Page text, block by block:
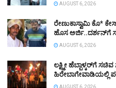
AUGUST 6, 2026
ರೇಣುಕಾಸ್ವಾಮಿ ಕೊ*
ಹೊಸ ಅರ್ಜಿ..ದರ್ಶನ್‌ಗೆ
AUGUST 6, 2026
ಲಕ್ಷ್ಮೀ ಹೆಬ್ಬಾಳ್ಕರ್‌ಗೆ
ಹಿರೇಬಾಗೇವಾಡಿಯಲ್ಲಿ
AUGUST 6, 2026